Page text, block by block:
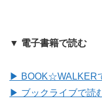
▼ 電子書籍で読む
▶ BOOK☆WALKER
▶ ブックライブで読